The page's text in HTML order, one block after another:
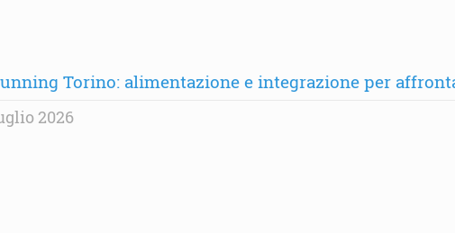
Torino: alimentazione e integrazione per
2026